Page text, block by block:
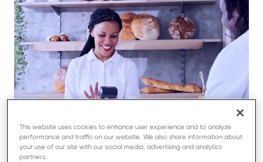
This website uses cookies to enhance user experience and to analyze
performance and traffic on our website. We also share information about
your use of our site with our social media, advertising and analytics
partners.